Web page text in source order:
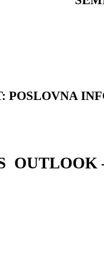
POSLOVNA
OUTLOOK